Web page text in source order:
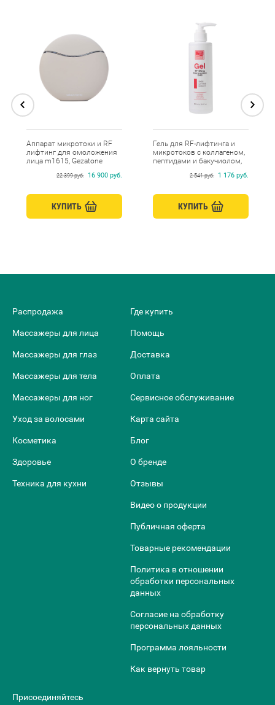
Аппарат микротоки и RF
лифтинг для омоложения
лица m1615, Gezatone
22 399 руб. 16 900 руб.
КУПИТЬ
Гель для RF-лифтинга и
микротоков с коллагеном,
пептидами и бакучиолом,
2 541 руб. 1 176 руб.
КУПИТЬ
Распродажа
Массажеры для лица
Массажеры для глаз
Массажеры для тела
Массажеры для ног
Уход за волосами
Косметика
Здоровье
Техника для кухни
Где купить
Помощь
Доставка
Оплата
Сервисное обслуживание
Карта сайта
Блог
О бренде
Отзывы
Видео о продукции
Публичная оферта
Товарные рекомендации
Политика в отношении
обработки персональных
данных
Согласие на обработку
персональных данных
Программа лояльности
Как вернуть товар
Присоединяйтесь